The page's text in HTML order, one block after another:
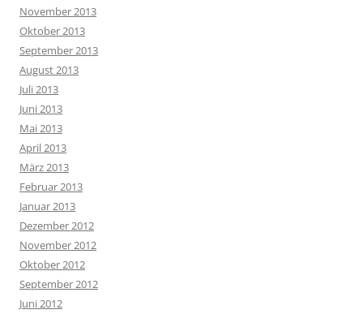
November 2013
Oktober 2013
September 2013
August 2013
Juli 2013
Juni 2013
Mai 2013
April 2013
März 2013
Februar 2013
Januar 2013
Dezember 2012
November 2012
Oktober 2012
September 2012
Juni 2012